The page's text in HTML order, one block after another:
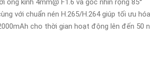
kính 4mm@ F1.6 và góc nhìn rộng 85°
với chuẩn nén H.265/H.264 giúp tối ưu hóa
cho thời gian hoạt động lên đến 50